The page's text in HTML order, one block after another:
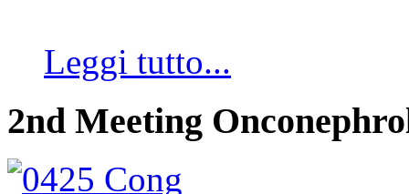
Leggi tutto...
2nd Meeting